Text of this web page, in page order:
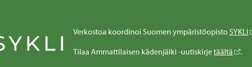
Verkostoa koordinoi Suomen ympäristöopisto SYKLI
Tilaa Ammattilaisen kädenjälki -uutiskirjetäältä .